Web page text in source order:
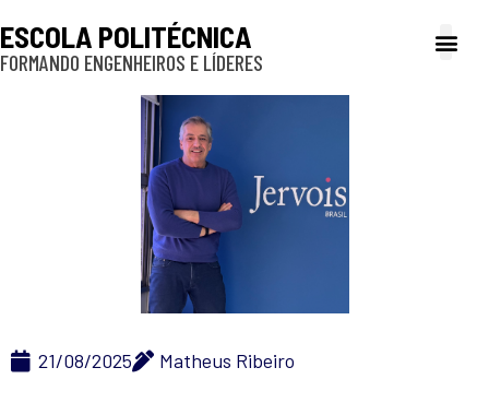
ESCOLA POLITÉCNICA
FORMANDO ENGENHEIROS E LÍDERES
21/08/2025 Matheus Ribeiro